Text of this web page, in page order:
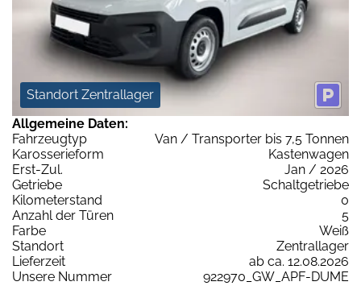
Standort Zentrallager
Allgemeine Daten:
Fahrzeugtyp
Van / Transporter bis 7,5 Tonnen
Karosserieform
Kastenwagen
Erst-Zul.
Jan / 2026
Getriebe
Schaltgetriebe
Kilometerstand
0
Anzahl der Türen
5
Farbe
Weiß
Standort
Zentrallager
Lieferzeit
ab ca. 12.08.2026
Unsere Nummer
922970_GW_APF-DUME